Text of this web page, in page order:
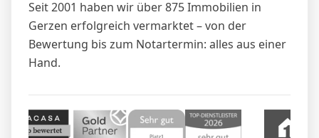
Seit 2001 haben wir über 875 Immobilien in
Gerzen erfolgreich vermarktet – von der
Bewertung bis zum Notartermin: alles aus einer
Hand.